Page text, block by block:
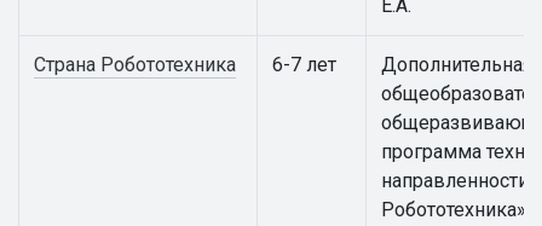
Е.А.
Страна Робототехника 6-7 лет
Дополнительная
программа
направленности
Робототехника»